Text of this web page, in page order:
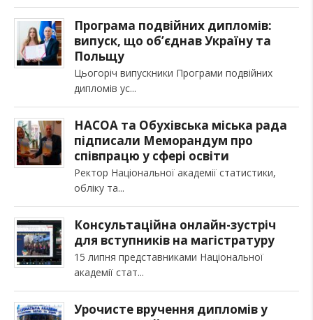
Програма подвійних дипломів:
випуск, що об’єднав Україну та
Польщу
Цьогоріч випускники Програми подвійних
дипломів ус
НАСОА та Обухівська міська рада
підписали Меморандум про
співпрацю у сфері освіти
Ректор Національної академії статистики,
обліку та
Консультаційна онлайн-зустріч
для вступників на магістратуру
15 липня представниками Національної
академії стат
Урочисте вручення дипломів у